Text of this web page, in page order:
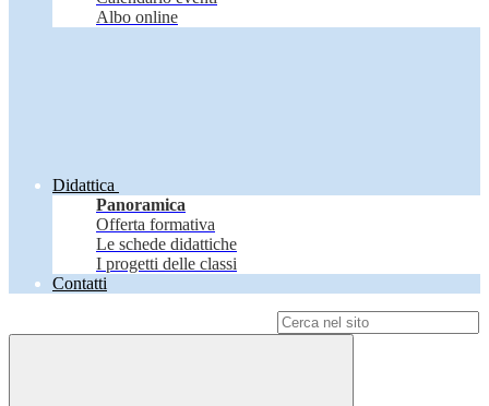
Albo online
Didattica
Panoramica
Offerta formativa
Le schede didattiche
I progetti delle classi
Contatti